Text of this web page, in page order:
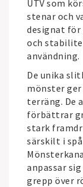
UTV som
stenar och
designat
och
användning.
De unika
mönster
terräng. De
förbättrar
stark
särskilt i
anpassar
grepp över